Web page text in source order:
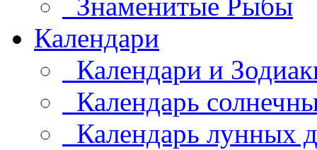
Знаменитые Рыбы
Календари
Календари и
Календарь
Календарь лунных